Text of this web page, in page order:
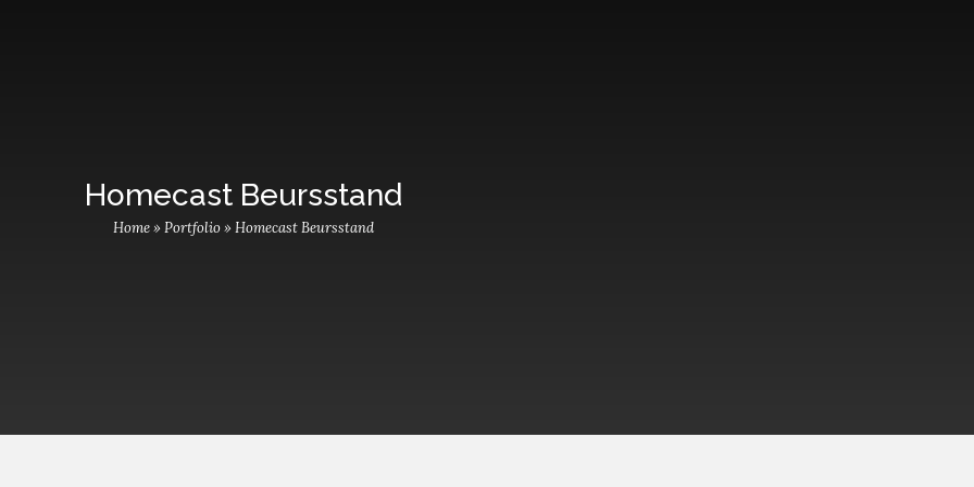
Homecast Beursstand
Home»Portfolio»Homecast Beursstand